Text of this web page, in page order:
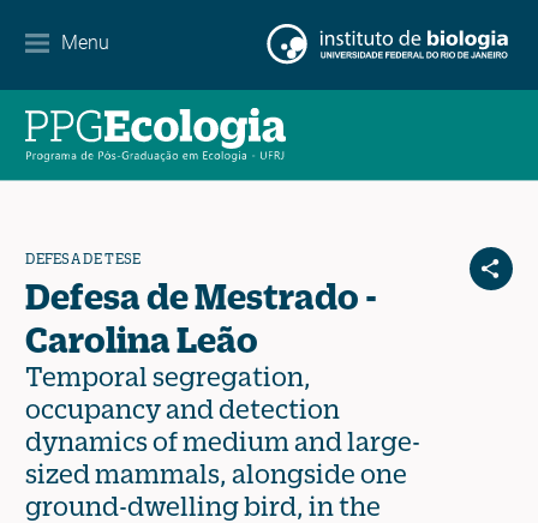
Menu
Contato
DEFESA DE TESE
Defesa de Mestrado -
Carolina Leão
Temporal segregation,
occupancy and detection
dynamics of medium and large-
sized mammals, alongside one
ground-dwelling bird, in the